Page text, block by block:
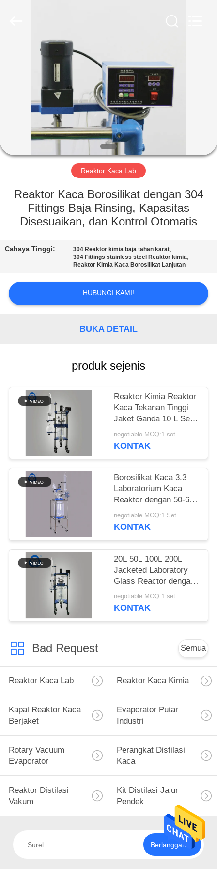
RUMAH
PRODUK
TENTANG
KAMI
TUR
KONTROL
KUALITAS
HUBUNGI
BERITA
PERMINTAAN
KEBIJAKAN
PRIVASI
Reaktor Kaca Lab
Reaktor Kaca Borosilikat dengan 304
Fittings Baja Rinsing, Kapasitas
Disesuaikan, dan Kontrol Otomatis
Cahaya Tinggi: 304 Reaktor kimia baja tahan karat,
304 Fittings stainless steel Reaktor kimia,
Reaktor Kimia Kaca Borosilikat Lanjutan
HUBUNGI KAMI!
BUKA DETAIL
produk sejenis
Reaktor Kimia Reaktor
Kaca Tekanan Tinggi
Jaket Ganda 10 L Semi
Otomatis
negotiable MOQ:1 set
KONTAK
Borosilikat Kaca 3.3
Laboratorium Kaca
Reaktor dengan 50-600
RPM dan 0.098 MPa
vakum untuk aplikasi
negotiable MOQ:1 Set
KONTAK
20L 50L 100L 200L
Jacketed Laboratory
Glass Reactor dengan
Borosilicate 3.3 Kaca
dan 304 rangka
negotiable MOQ:1 set
KONTAK
Bad Request Semua
Reaktor Kaca Lab Reaktor Kaca Kimia
Kapal Reaktor Kaca
Berjaket
Evaporator Putar
Industri
Rotary Vacuum
Evaporator
Perangkat Distilasi
Kaca
Reaktor Distilasi
Vakum
Kit Distilasi Jalur
Pendek
Berlangganan